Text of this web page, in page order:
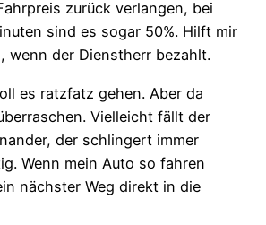
zurück verlangen, bei
sind es sogar 50%. Hilft mir
wenn der Dienstherr bezahlt.
es ratzfatz gehen. Aber da
Vielleicht fällt der
der schlingert immer
Wenn mein Auto so fahren
nächster Weg direkt in die